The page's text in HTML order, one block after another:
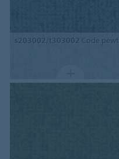
s203002/t303002 Code